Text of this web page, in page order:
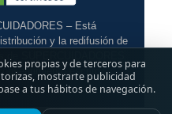
propias y de terceros para
mostrarte publicidad
a tus hábitos de navegación.
– Está
y la redifusión de
escrito.